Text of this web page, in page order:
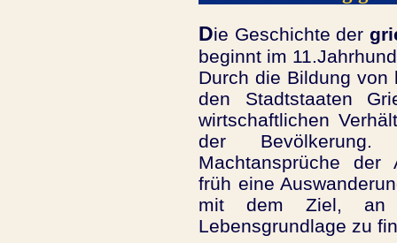
Die Geschichte der
beginnt im
Durch die Bildung von
den Stadtstaaten
wirtschaftlichen
der
Machtansprüche der
früh eine
mit dem Ziel, an
Lebensgrundlage zu